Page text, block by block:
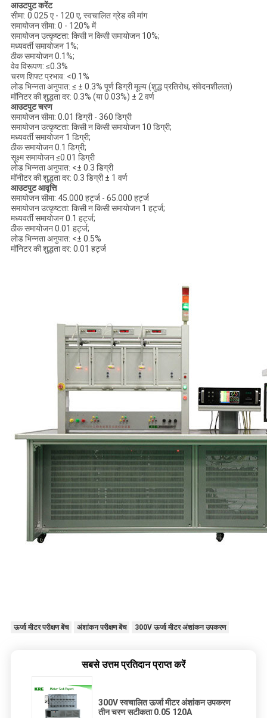
आउटपुट करेंट
सीमा: 0.025 ए - 120 ए, स्वचालित ग्रेड की मांग
समायोजन सीमा: 0 - 120% में
समायोजन उत्कृष्टता: किसी न किसी समायोजन 10%;
मध्यवर्ती समायोजन 1%;
ठीक समायोजन 0.1%;
वेव विरूपण: ≤0.3%
चरण शिफ्ट प्रभाव: <0.1%
लोड भिन्नता अनुपात: ≤ ± 0.3% पूर्ण डिग्री मूल्य (शुद्ध प्रतिरोध, संवेदनशीलता)
मॉनिटर की शुद्धता दर: 0.3% (या 0.03%) ± 2 वर्ण
आउटपुट चरण
समायोजन सीमा: 0.01 डिग्री - 360 डिग्री
समायोजन उत्कृष्टता: किसी न किसी समायोजन 10 डिग्री;
मध्यवर्ती समायोजन 1 डिग्री;
ठीक समायोजन 0.1 डिग्री;
सूक्ष्म समायोजन ≤0.01 डिग्री
लोड भिन्नता अनुपात: <± 0.3 डिग्री
मॉनीटर की शुद्धता दर: 0.3 डिग्री ± 1 वर्ण
आउटपुट आवृत्ति
समायोजन सीमा: 45.000 हर्ट्ज - 65.000 हर्ट्ज
समायोजन उत्कृष्टता: किसी न किसी समायोजन 1 हर्ट्ज;
मध्यवर्ती समायोजन 0.1 हर्ट्ज;
ठीक समायोजन 0.01 हर्ट्ज;
लोड भिन्नता अनुपात: <± 0.5%
मॉनिटर की शुद्धता दर: 0.01 हर्ट्ज
ऊर्जा मीटर परीक्षण बेंच अंशांकन परीक्षण बेंच 300V ऊर्जा मीटर अंशांकन उपकरण
सबसे उत्तम प्रतिदान प्राप्त करें
300V स्वचालित ऊर्जा मीटर अंशांकन उपकरण
तीन चरण सटीकता 0.05 120A